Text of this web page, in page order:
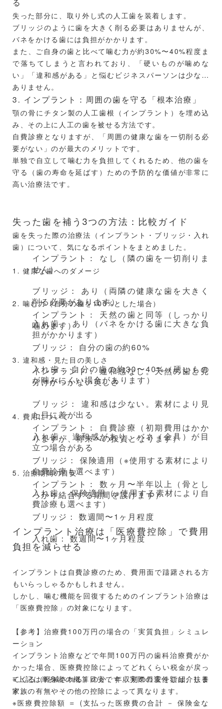
失った部分に、取り外し式の人工歯を装着します。
ブリッジのように歯を大きく削る必要はありませんが、
バネをかける歯には負担がかかります。
また、ご自身の歯と比べて噛む力が約30%〜40%程度ま
で落ちてしまうと言われており、「硬いものが噛めな
い」「違和感がある」と悩むビジネスパーソンは少なく
ありません。
3. インプラント：周囲の歯を守る「根本治療」
顎の骨にチタン製の人工歯根（インプラント）を埋め込
み、その上に人工の歯を被せる方法です。
自費診療となりますが、「周囲の健康な歯を一切削る必
要がない」のが最大のメリットです。
単独で自立して噛む力を負担してくれるため、他の歯を
守る（歯の寿命を延ばす）ための予防的な価値が非常に
高い治療法です。
失った歯を補う3つの方法：比較ガイド
歯を失った際の治療法（インプラント・ブリッジ・入れ
歯）について、気になるポイントをまとめました。
1. 健康な歯へのダメージ
インプラント： なし（隣の歯を一切削りま
せん）
ブリッジ： あり（両隣の健康な歯を大きく
削る必要があります）
入れ歯： あり（バネをかける歯に大きな負
担がかかります）
2. 噛む力（自分の歯を100%とした場合）
インプラント： 天然の歯と同等（しっかり
噛めます）
ブリッジ： 自分の歯の約60%
入れ歯： 自分の歯の約30〜40%（硬いもの
が噛みにくい場合があります）
3. 違和感・見た目の美しさ
インプラント： 違和感なし。天然の歯と見
分けがつかない美しさ
ブリッジ： 違和感は少ない。素材により見
た目に差が出る
入れ歯： 違和感があり、バネ（金具）が目
立つ場合がある
4. 費用について
インプラント： 自費診療（初期費用はかか
りますが、将来への投資となります）
ブリッジ： 保険適用（※使用する素材により
自費診療も選べます）
入れ歯： 保険適用（※使用する素材により自
費診療も選べます）
5. 治療期間の目安
インプラント： 数ヶ月〜半年以上（骨とし
っかり結合する期間を設けます）
ブリッジ： 数週間〜1ヶ月程度
入れ歯： 数週間〜1ヶ月程度
インプラント治療は「医療費控除」で費用
負担を減らせる
インプラントは自費診療のため、費用面で躊躇される方
もいらっしゃるかもしれません。
しかし、噛む機能を回復するためのインプラント治療は
「医療費控除」の対象になります。
【参考】治療費100万円の場合の「実質負担」シミュレ
ーション
インプラント治療などで年間100万円の歯科治療費がか
かった場合、医療費控除によってどれくらい税金が戻っ
てくる（軽減される）のか、年収別の目安をご紹介しま
す。
※上記は単身者の概算目安です。実際の還付額は、扶養
家族の有無やその他の控除によって異なります。
※医療費控除額 ＝ (支払った医療費の合計 － 保険金な